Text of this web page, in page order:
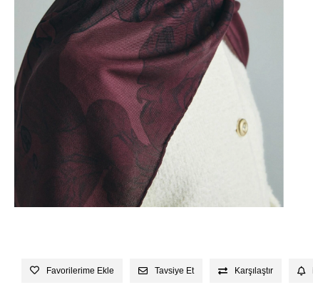
Favorilerime Ekle Tavsiye Et Karşılaştır